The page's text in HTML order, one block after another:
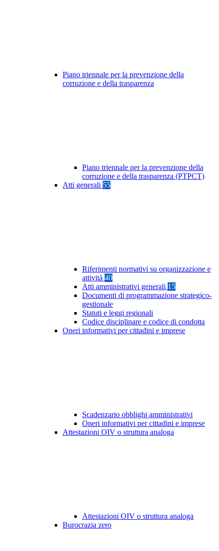
Piano triennale per la prevenzione della
corruzione e della trasparenza
Piano triennale per la prevenzione della
corruzione e della trasparenza (PTPCT)
Atti generali 55
Riferimenti normativi su organizzazione e
attività 40
Atti amministrativi generali 15
Documenti di programmazione strategico-
gestionale
Statuti e leggi regionali
Codice disciplinare e codice di condotta
Oneri informativi per cittadini e imprese
Scadenzario obblighi amministrativi
Oneri informativi per cittadini e imprese
Attestazioni OIV o struttura analoga
Attestazioni OIV o struttura analoga
Burocrazia zero